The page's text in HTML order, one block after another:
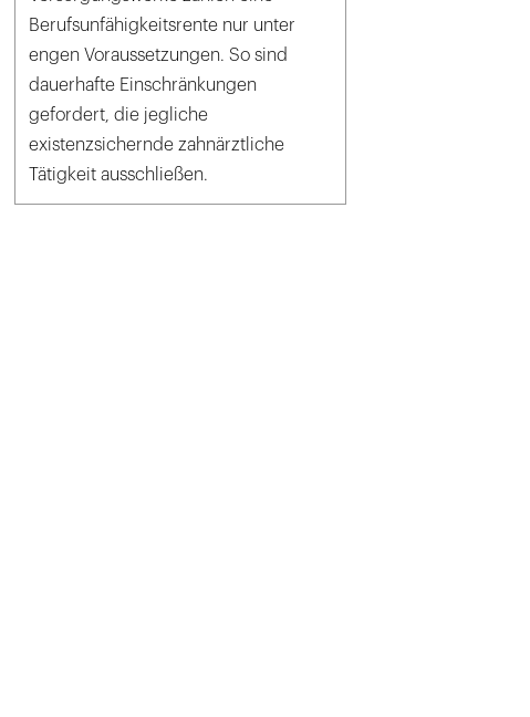
Berufsunfähigkeitsrente nur unter
engen Voraussetzungen. So sind
dauerhafte Einschränkungen
gefordert, die jegliche
existenzsichernde zahnärztliche
Tätigkeit ausschließen.